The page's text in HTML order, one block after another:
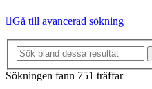
Gå till avancerad sökning
Sökningen fann 751 träffar